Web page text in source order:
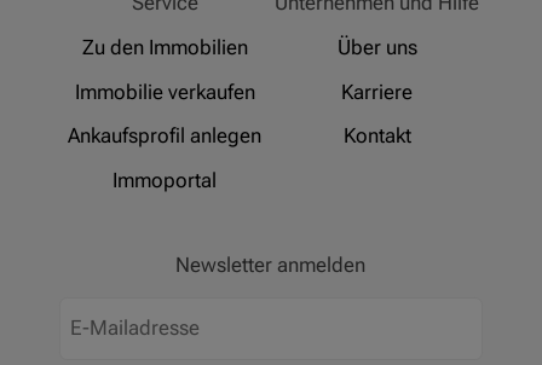
Zu den Immobilien
Immobilie verkaufen
Ankaufsprofil anlegen
Immoportal
Über uns
Karriere
Kontakt
Newsletter anmelden